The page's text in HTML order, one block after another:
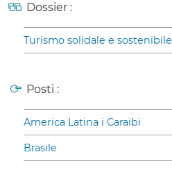
Dossier :
Turismo solidale e sostenibile
Posti :
America Latina i Caraibi
Brasile